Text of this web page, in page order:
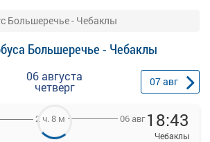
Большеречье - Чебаклы
Большеречье - Чебаклы
06 августа
четверг 07авг
2 ч. 8 м 06 авг 18:43
Чебаклы